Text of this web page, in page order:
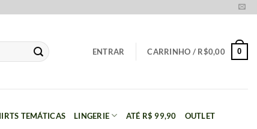
ENTRAR CARRINHO / R$0,00 0
TEMÁTICAS LINGERIE ATÉ R$ 99,90 OUTLET